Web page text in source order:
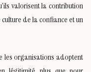
valorisent la contribution
culture de la confiance et un
les organisations adoptent